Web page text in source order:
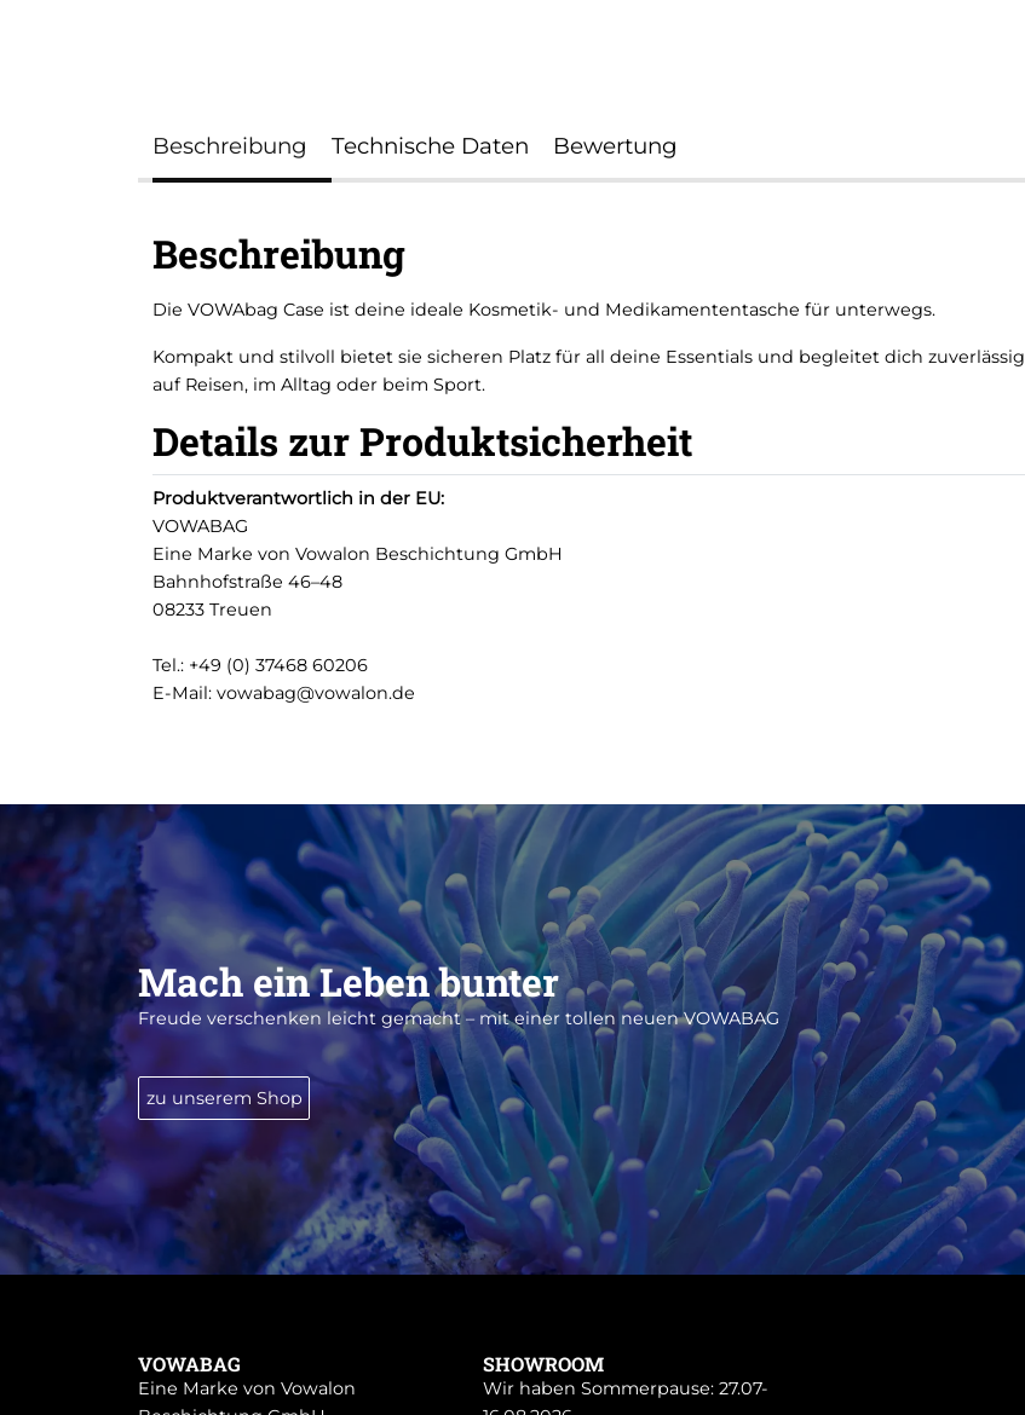
Beschreibung Technische Daten Bewertung
Beschreibung
Die VOWAbag Case ist deine ideale Kosmetik- und Medikamententasche für unterwegs.
Kompakt und stilvoll bietet sie sicheren Platz für all deine Essentials und begleitet dich zuverlässig
auf Reisen, im Alltag oder beim Sport.
Details zur Produktsicherheit
Produktverantwortlich in der EU:
VOWABAG
Eine Marke von Vowalon Beschichtung GmbH
Bahnhofstraße 46–48
08233 Treuen
Tel.: +49 (0) 37468 60206
E-Mail: vowabag@vowalon.de
Mach ein Leben bunter
Freude verschenken leicht gemacht – mit einer tollen neuen VOWABAG
zu unserem Shop
VOWABAG
Eine Marke von Vowalon
SHOWROOM
Wir haben Sommerpause: 27.07-